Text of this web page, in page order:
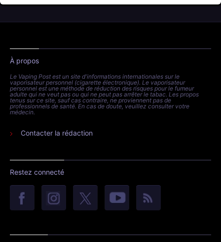
À propos
Le Vaping Post est un site d'informations internationales sur le
vaporisateur personnel (cigarette électronique). Le vaporisateur
personnel est une méthode de réduction des risques pour le fumeur
adulte qui ne veut pas ou qui ne peut pas arrêter le tabac. Les propos
tenus sur ce site, sauf cas contraire, ne proviennent pas de
professionnels de santé. En cas de doute, veuillez consulter votre
médecin.
Contacter la rédaction
Restez connecté